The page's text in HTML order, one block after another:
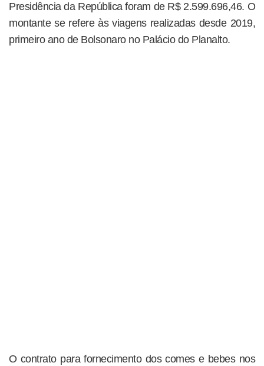
Presidência da República foram de R$ 2.599.696,46. O
montante se refere às viagens realizadas desde 2019,
primeiro ano de Bolsonaro no Palácio do Planalto.
O contrato para fornecimento dos comes e bebes nos